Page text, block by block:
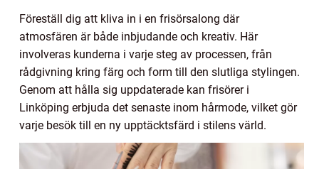
Föreställ dig att kliva in i en frisörsalong där
atmosfären är både inbjudande och kreativ. Här
involveras kunderna i varje steg av processen, från
rådgivning kring färg och form till den slutliga stylingen.
Genom att hålla sig uppdaterade kan frisörer i
Linköping erbjuda det senaste inom hårmode, vilket gör
varje besök till en ny upptäcktsfärd i stilens värld.